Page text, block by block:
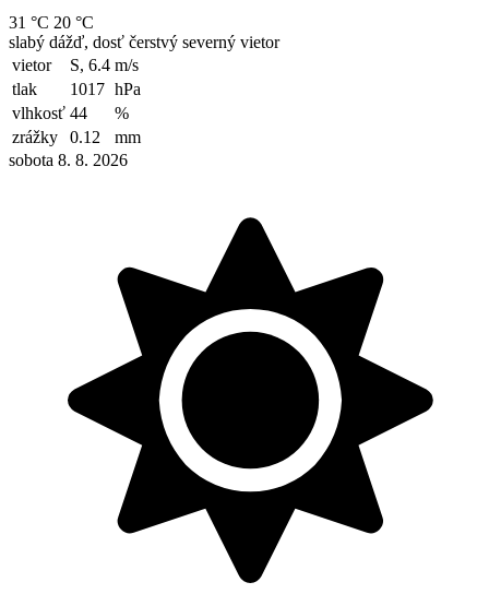
31 °C 20 °C
slabý dážď, dosť čerstvý severný vietor
vietor
S, 6.4 m/s
tlak
1017 hPa
vlhkosť 44
%
zrážky
0.12
mm
sobota 8. 8. 2026